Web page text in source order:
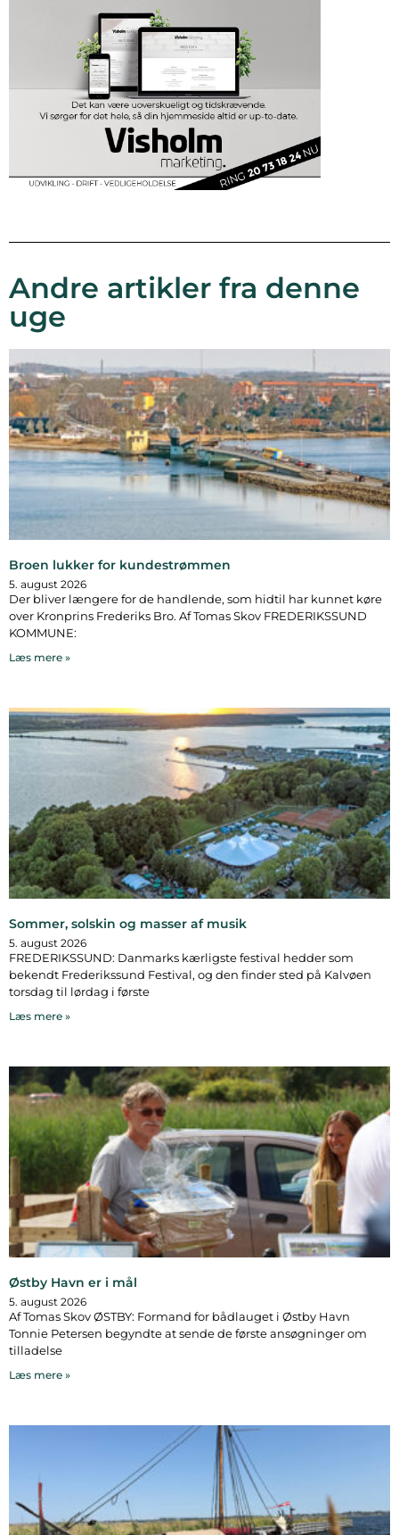
Andre artikler fra denne
uge
Broen lukker for kundestrømmen
5. august 2026
Der bliver længere for de handlende, som hidtil har kunnet køre
over Kronprins Frederiks Bro. Af Tomas Skov FREDERIKSSUND
KOMMUNE:
Læs mere »
Sommer, solskin og masser af musik
5. august 2026
FREDERIKSSUND: Danmarks kærligste festival hedder som
bekendt Frederikssund Festival, og den finder sted på Kalvøen
torsdag til lørdag i første
Læs mere »
Østby Havn er i mål
5. august 2026
Af Tomas Skov ØSTBY: Formand for bådlauget i Østby Havn
Tonnie Petersen begyndte at sende de første ansøgninger om
tilladelse
Læs mere »